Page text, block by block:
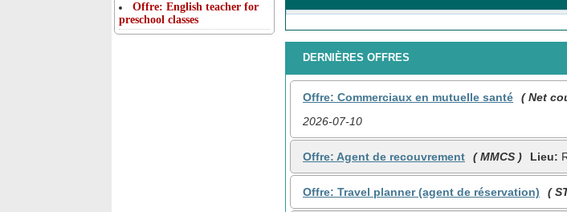
Offre: English teacher for
preschool classes
DERNIÈRES OFFRES
Offre: Commerciaux en mutuelle santé ( Net
2026-07-10
Offre: Agent de recouvrement ( MMCS ) Lieu:
Offre: Travel planner (agent de réservation) (